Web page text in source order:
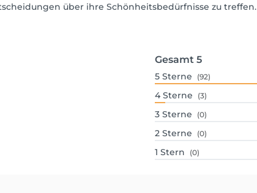
über ihre Schönheitsbedürfnisse zu treffen.
Gesamt 5
5 Sterne (92)
4 Sterne (3)
3 Sterne (0)
2 Sterne (0)
1 Stern (0)